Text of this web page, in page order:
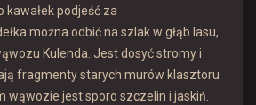
kawałek podjeść za
można odbić na szlak w głąb lasu,
Kulenda. Jest dosyć stromy i
fragmenty starych murów klasztoru
wąwozie jest sporo szczelin i jaskiń.